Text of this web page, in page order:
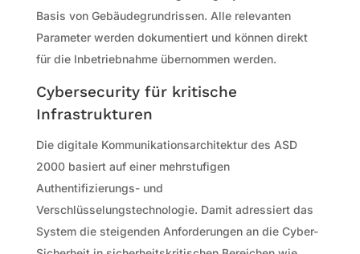
Basis von Gebäudegrundrissen. Alle relevanten
Parameter werden dokumentiert und können direkt
für die Inbetriebnahme übernommen werden.
Cybersecurity für kritische
Infrastrukturen
Die digitale Kommunikationsarchitektur des ASD
2000 basiert auf einer mehrstufigen
Authentifizierungs- und
Verschlüsselungstechnologie. Damit adressiert das
System die steigenden Anforderungen an die Cyber-